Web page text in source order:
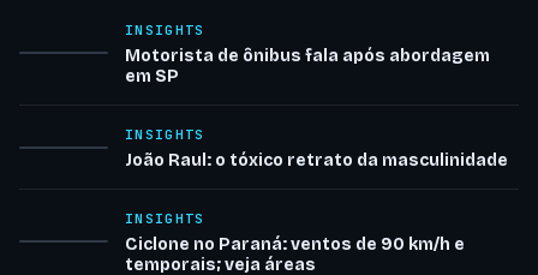
INSIGHTS
Motorista de ônibus fala após abordagem
em SP
INSIGHTS
João Raul: o tóxico retrato da masculinidade
INSIGHTS
Ciclone no Paraná: ventos de 90 km/h e
temporais; veja áreas